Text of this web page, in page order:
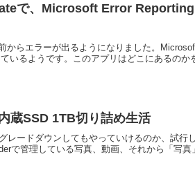
で、Microsoft Error
からエラーが出るようになりました。
いるようです。このアプリはどこにあるのか
蔵SSD 1TB切り詰め生活
レードダウンしてもやっていけるのか、試行
で管理している写真、動画、それから「写真